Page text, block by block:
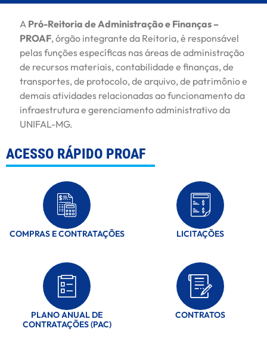
A Pró-Reitoria de Administração e Finanças –
PROAF, órgão integrante da Reitoria, é responsável
pelas funções específicas nas áreas de administração
de recursos materiais, contabilidade e finanças, de
transportes, de protocolo, de arquivo, de patrimônio e
demais atividades relacionadas ao funcionamento da
infraestrutura e gerenciamento administrativo da
UNIFAL-MG.
ACESSO RÁPIDO PROAF
COMPRAS E CONTRATAÇÕES LICITAÇÕES
PLANO ANUAL DE
CONTRATAÇÕES (PAC)
CONTRATOS